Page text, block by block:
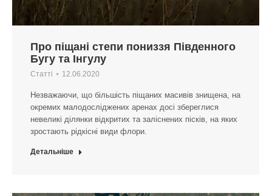
Про піщані степи пониззя Південного
Бугу та Інгулу
Статті 12.06.2020
Незважаючи, що більшість піщаних масивів знищена, на
окремих малодосліджених аренах досі збереглися
невеликі ділянки відкритих та заліснених пісків, на яких
зростають рідкісні види флори.
Детальніше